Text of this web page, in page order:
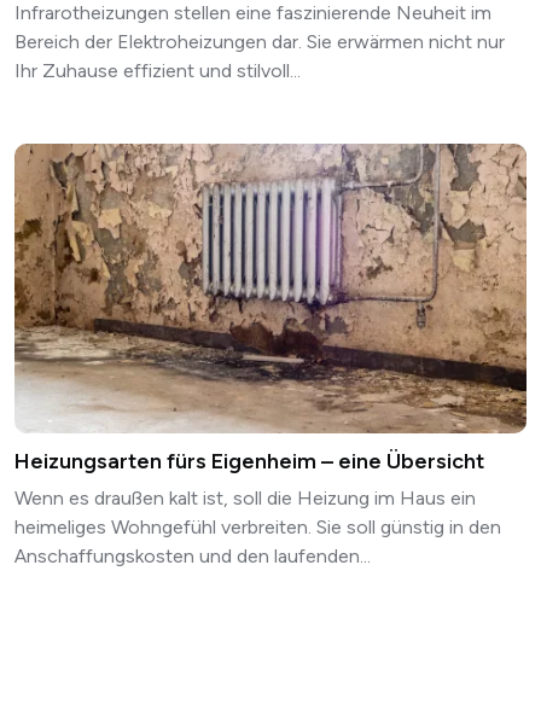
Infrarotheizungen stellen eine faszinierende Neuheit im
Bereich der Elektroheizungen dar. Sie erwärmen nicht nur
Ihr Zuhause effizient und stilvoll...
Heizungsarten fürs Eigenheim – eine Übersicht
Wenn es draußen kalt ist, soll die Heizung im Haus ein
heimeliges Wohngefühl verbreiten. Sie soll günstig in den
Anschaffungskosten und den laufenden...